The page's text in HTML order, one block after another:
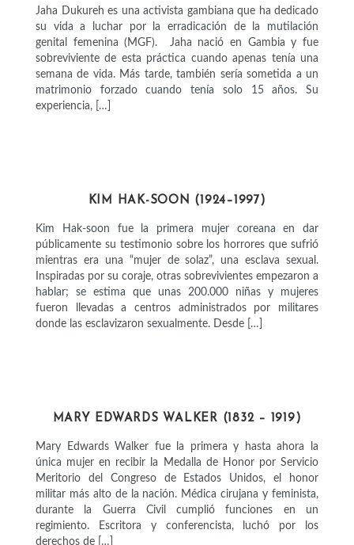
Jaha Dukureh es una activista gambiana que ha dedicado
su vida a luchar por la erradicación de la mutilación
genital femenina (MGF). Jaha nació en Gambia y fue
sobreviviente de esta práctica cuando apenas tenía una
semana de vida. Más tarde, también sería sometida a un
matrimonio forzado cuando tenía solo 15 años. Su
experiencia, […]
KIM HAK-SOON (1924–1997)
Kim Hak-soon fue la primera mujer coreana en dar
públicamente su testimonio sobre los horrores que sufrió
mientras era una “mujer de solaz”, una esclava sexual.
Inspiradas por su coraje, otras sobrevivientes empezaron a
hablar; se estima que unas 200.000 niñas y mujeres
fueron llevadas a centros administrados por militares
donde las esclavizaron sexualmente. Desde […]
MARY EDWARDS WALKER (1832 – 1919)
Mary Edwards Walker fue la primera y hasta ahora la
única mujer en recibir la Medalla de Honor por Servicio
Meritorio del Congreso de Estados Unidos, el honor
militar más alto de la nación. Médica cirujana y feminista,
durante la Guerra Civil cumplió funciones en un
regimiento. Escritora y conferencista, luchó por los
derechos de […]